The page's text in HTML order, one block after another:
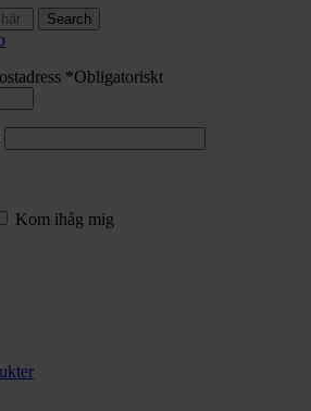
Search
*Obligatoriskt
Kom ihåg mig